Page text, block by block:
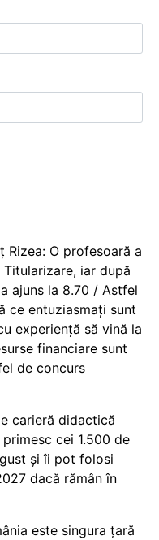
Rizea: O profesoară a
iar după
ajuns la 8.70 / Astfel
ce entuziasmați sunt
experiență să vină la
financiare sunt
de concurs
carieră didactică
cei 1.500 de
și îi pot folosi
dacă rămân în
este singura țară